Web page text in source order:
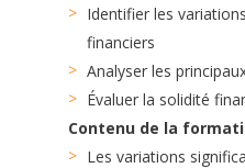
Identifier les
financiers
Analyser les
Évaluer la solidité
Contenu de la
Les variations